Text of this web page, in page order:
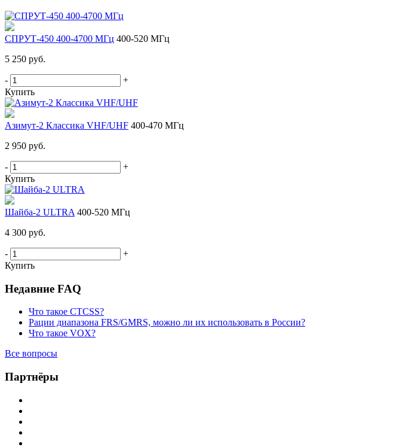
СПРУТ-450 400-4700 МГц 400-520 МГц
5 250 руб.
-
+
Купить
Азимут-2 Классика VHF/UHF 400-470 МГц
2 950 руб.
-
+
Купить
Шайба-2 ULTRA 400-520 МГц
4 300 руб.
-
+
Купить
Недавние FAQ
Что такое CTCSS?
Рации диапазона FRS/GMRS, можно ли их использовать в России?
Что такое VOX?
Все вопросы
Партнёры